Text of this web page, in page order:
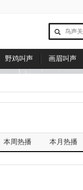
野鸡叫声 画眉叫声
本周热播 本月热播